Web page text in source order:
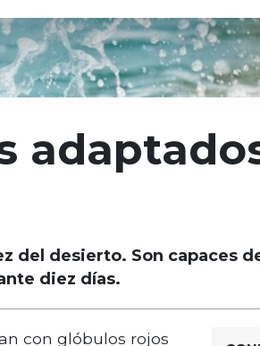
del desierto. Son capaces
diez días.
con glóbulos rojos